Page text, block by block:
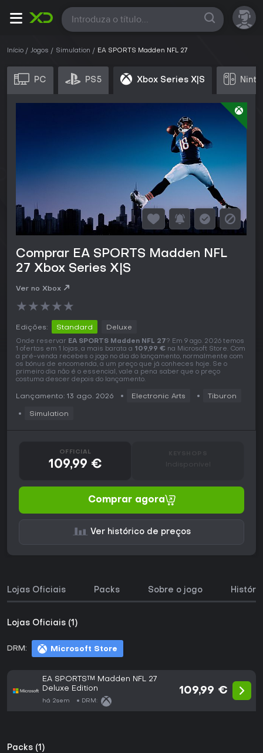
Todas
Início Jogos Simulation EA SPORTS Madden NFL 27
PC PS5 Xbox Series X|S
Comprar EA SPORTS Madden NFL
27 Xbox Series X|S
Ver no Xbox
★★★★★
Edições: Standard Deluxe
Onde reservar EA SPORTS Madden NFL 27? Em 9 ago. 2026 temos
1 ofertas em 1 lojas, a mais barata a 109,99 € na Microsoft Store. Com
a pré-venda recebes o jogo no dia do lançamento, normalmente com
os bónus de encomenda, a um preço que já conheces hoje. Se o
primeiro dia não é o essencial, vale a pena saber que o preço
costuma descer depois do lançamento.
Lançamento: 13 ago. 2026 Electronic Arts Tiburon
Simulation
OFFICIAL
109,99 € Indisponível
Comprar agora
Ver histórico de preços
Lojas Oficiais Packs Sobre o jogo
Lojas Oficiais (1)
DRM: Microsoft Store
EA SPORTS™ Madden NFL 27
Deluxe Edition
há 2sem DRM:
109,99 €
Packs (1)